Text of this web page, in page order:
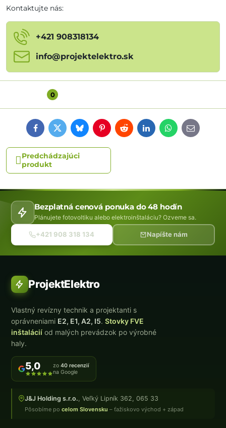
Kontaktujte nás:
+421 908318134
info​@projektelektro​.sk
0
FacebookTwitterBlueskyPinterestRedditLinkedInWhatsApp
E-
mail
Predchádzajúci
produkt
Bezplatná cenová ponuka do 48 hodín
Plánujete fotovoltiku alebo elektroinštaláciu? Ozveme sa.
+421 908 318 134 Napíšte nám
ProjektElektro
Vlastný revízny technik a projektanti s
oprávneniami E2, E1, A2, I5.Stovky FVE
inštalácií od malých prevádzok po výrobné
haly.
5,0 zo40 recenzií
na Google
J&J Holding s.r.o. , Veľký Lipník 362, 065 33
Pôsobíme pocelom Slovensku – ťažiskovo východ + západ